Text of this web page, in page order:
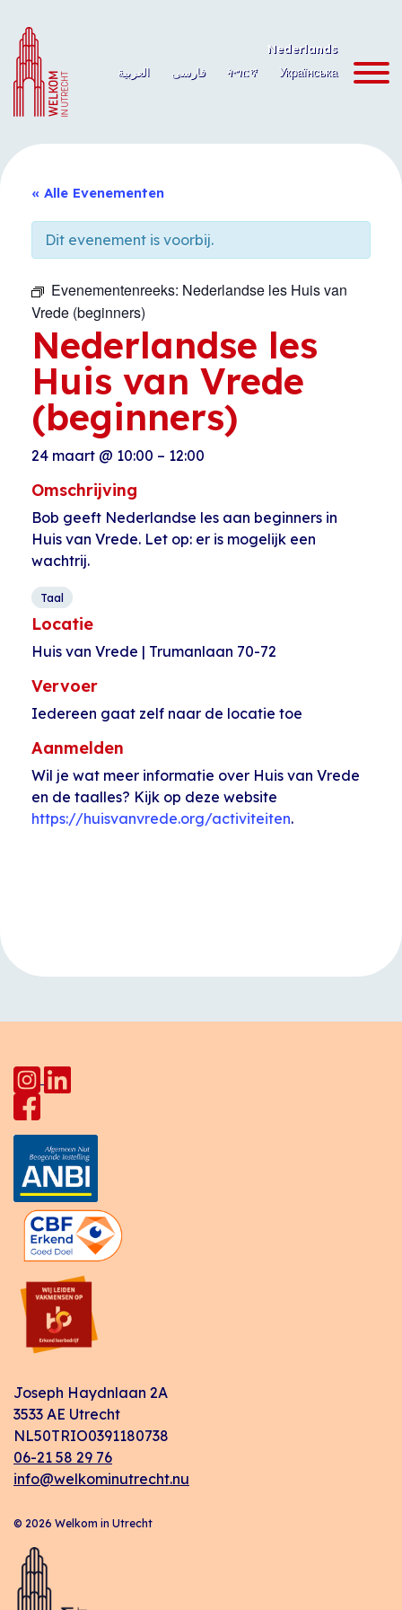
naar
de
inhoud
Nederlands
العربية
فارسی ትግርኛ Українська
« Alle Evenementen
Dit evenement is voorbij.
Evenementenreeks: Nederlandse les Huis van
Vrede (beginners)
Nederlandse les
Huis van Vrede
(beginners)
24 maart @ 10:00 – 12:00
Omschrijving
Bob geeft Nederlandse les aan beginners in
Huis van Vrede. Let op: er is mogelijk een
wachtrij.
Taal
Locatie
Huis van Vrede | Trumanlaan 70-72
Vervoer
Iedereen gaat zelf naar de locatie toe
Aanmelden
Wil je wat meer informatie over Huis van Vrede
en de taalles? Kijk op deze website
https://huisvanvrede.org/activiteiten.
Joseph Haydnlaan 2A
3533 AE Utrecht
NL50TRIO0391180738
06-21 58 29 76
info@welkominutrecht.nu
© 2026 Welkom in Utrecht